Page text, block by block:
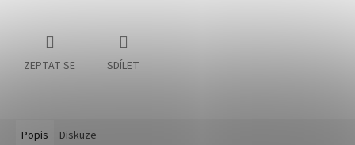
ZEPTAT SE SDÍLET
Popis Diskuze